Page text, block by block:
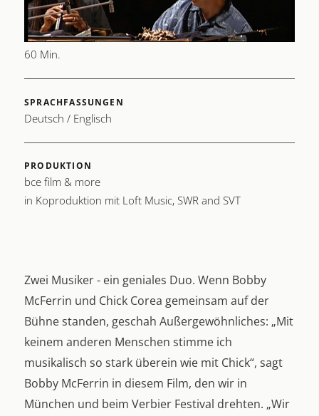
LÄNGE
60 Min.
SPRACHFASSUNGEN
Deutsch / Englisch
PRODUKTION
bce film & more
in Koproduktion mit Loft Music, SWR and SVT
Zwei Musiker - ein geniales Duo. Wenn Bobby
McFerrin und Chick Corea gemeinsam auf der
Bühne standen, geschah Außergewöhnliches: „Mit
keinem anderen Menschen stimme ich
musikalisch so stark überein wie mit Chick“, sagt
Bobby McFerrin in diesem Film, den wir in
München und beim Verbier Festival drehten. „Wir